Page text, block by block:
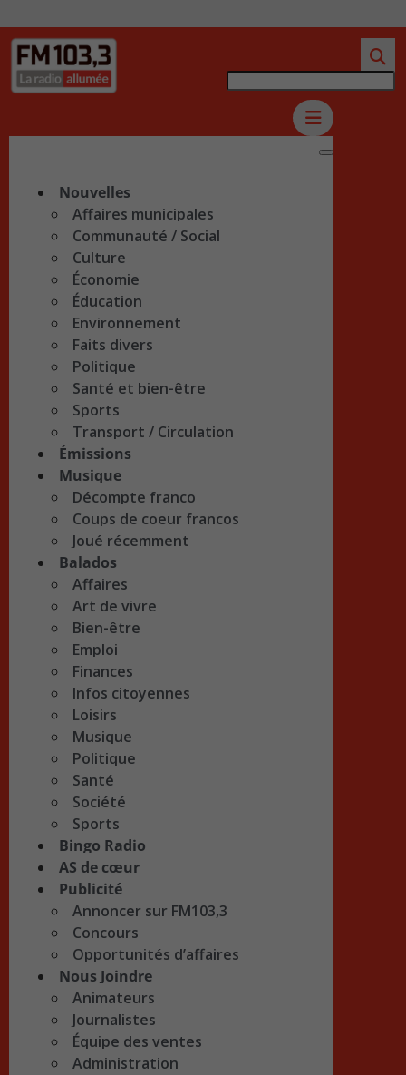
Nouvelles
Affaires municipales
Communauté / Social
Culture
Économie
Éducation
Environnement
Faits divers
Politique
Santé et bien-être
Sports
Transport / Circulation
Émissions
Musique
Décompte franco
Coups de coeur francos
Joué récemment
Balados
Affaires
Art de vivre
Bien-être
Emploi
Finances
Infos citoyennes
Loisirs
Musique
Politique
Santé
Société
Sports
Bingo Radio
AS de cœur
Publicité
Annoncer sur FM103,3
Concours
Opportunités d’affaires
Nous Joindre
Animateurs
Journalistes
Équipe des ventes
Administration